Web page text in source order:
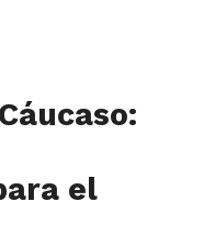
el